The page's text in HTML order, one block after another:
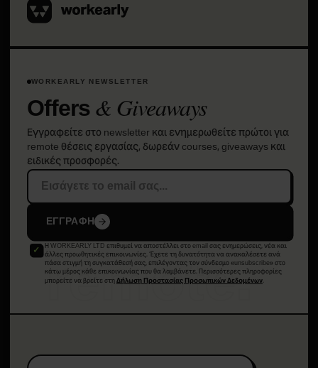
remote.
WORKEARLY NEWSLETTER
Offers& Giveaways
Εγγραφείτε στο newsletter και ενημερωθείτε πρώτοι για
remote θέσεις εργασίας, δωρεάν courses, giveaways και
ειδικές προσφορές.
ΕΓΓΡΑΦΗ
Η WORKEARLY LTD επιθυμεί να αποστέλλει στο email σας ενημερώσεις, νέα και
άλλες προωθητικές επικοινωνίες. Έχετε τη δυνατότητα να ανακαλέσετε ανά
πάσα στιγμή τη συγκατάθεσή σας, επιλέγοντας τον σύνδεσμο «unsubscribe» στο
κάτω μέρος κάθε επικοινωνίας που θα λαμβάνετε. Περισσότερες πληροφορίες
μπορείτε να βρείτε στηΔήλωση Προστασίας Προσωπικών Δεδομένων.